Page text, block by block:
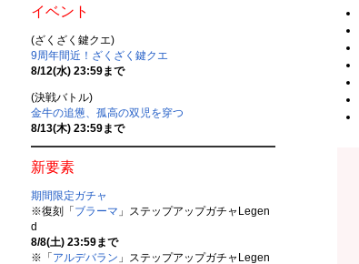
イベント
(ざくざく鍵クエ)
9周年間近！ざくざく鍵クエ
8/12(水) 23:59まで
(決戦バトル)
金牛の追憊、孤高の双児を穿つ
8/13(木) 23:59まで
新要素
期間限定ガチャ
※復刻「ブラーマ 」ステップアップガチャLegen
d
8/8(土) 23:59まで
※「アルデバラン 」ステップアップガチャLegen